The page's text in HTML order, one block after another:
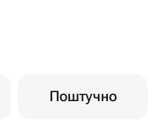
Поштучно